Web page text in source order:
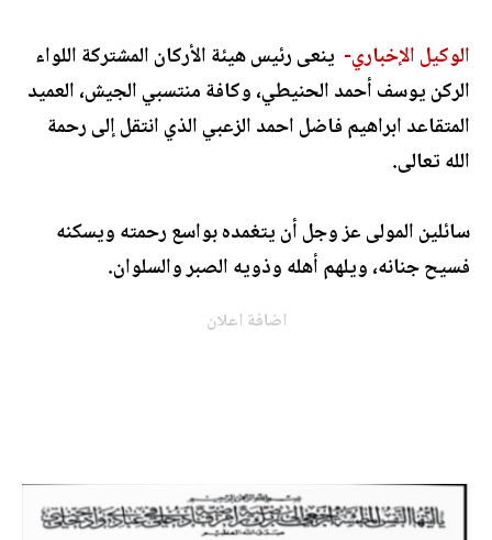
الوكيل الإخباري- ينعى رئيس هيئة الأركان المشتركة اللواء
الركن يوسف أحمد الحنيطي، وكافة منتسبي الجيش، العميد
المتقاعد ابراهيم فاضل احمد الزعبي الذي انتقل إلى رحمة
الله تعالى.
سائلين المولى عز وجل أن يتغمده بواسع رحمته ويسكنه
فسيح جنانه، ويلهم أهله وذويه الصبر والسلوان.
اضافة اعلان